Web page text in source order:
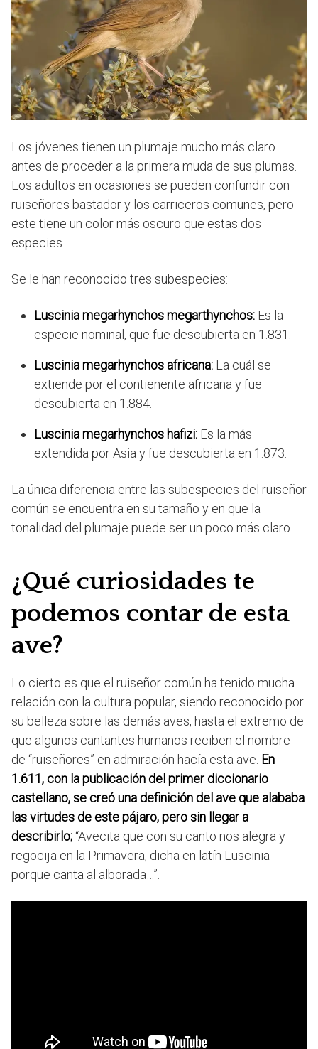
Los jóvenes tienen un plumaje mucho más claro
antes de proceder a la primera muda de sus plumas.
Los adultos en ocasiones se pueden confundir con
ruiseñores bastador y los carriceros comunes, pero
este tiene un color más oscuro que estas dos
especies.
Se le han reconocido tres subespecies:
Luscinia megarhynchos megarthynchos: Es la
especie nominal, que fue descubierta en 1.831.
Luscinia megarhynchos africana: La cuál se
extiende por el contienente africana y fue
descubierta en 1.884.
Luscinia megarhynchos hafizi: Es la más
extendida por Asia y fue descubierta en 1.873.
La única diferencia entre las subespecies del ruiseñor
común se encuentra en su tamaño y en que la
tonalidad del plumaje puede ser un poco más claro.
¿Qué curiosidades te
podemos contar de esta
ave?
Lo cierto es que el ruiseñor común ha tenido mucha
relación con la cultura popular, siendo reconocido por
su belleza sobre las demás aves, hasta el extremo de
que algunos cantantes humanos reciben el nombre
de “ruiseñores” en admiración hacía esta ave. En
1.611, con la publicación del primer diccionario
castellano, se creó una definición del ave que alababa
las virtudes de este pájaro, pero sin llegar a
describirlo;“Avecita que con su canto nos alegra y
regocija en la Primavera, dicha en latín Luscinia
porque canta al alborada…”.